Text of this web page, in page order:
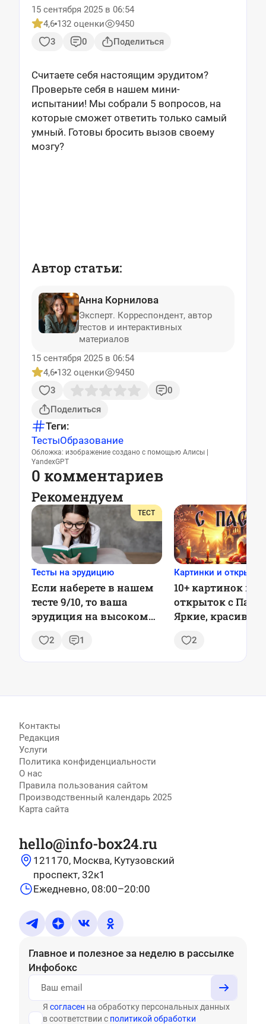
15 сентября 2025 в 06:54
4,6 132 оценки
9450
3
0 Поделиться
Считаете себя настоящим эрудитом?
Проверьте себя в нашем мини-
испытании! Мы собрали 5 вопросов, на
которые сможет ответить только самый
умный. Готовы бросить вызов своему
мозгу?
Автор статьи:
Анна Корнилова
Эксперт. Корреспондент, автор
тестов и интерактивных
материалов
15 сентября 2025 в 06:54
4,6 132 оценки
9450
3
0
Поделиться
Теги:
ТестыОбразование
Обложка: изображение создано с помощью Алисы |
YandexGPT
0 комментариев
Рекомендуем
ТЕСТ
Тесты на эрудицию
Если наберете в нашем
тесте 9/10, то ваша
эрудиция на высоком
2 1
Картинки и открытки
10+ картинок и
открыток с
Яркие, красивые,
2
Контакты
Редакция
Услуги
Политика конфиденциальности
О нас
Правила пользования сайтом
Производственный календарь 2025
Карта сайта
hello@info-box24.ru
121170, Москва, Кутузовский
проспект, 32к1
Ежедневно, 08:00–20:00
Главное и полезное за неделю в рассылке
Инфобокс
Я согласен на обработку персональных данных
в соответствии с политикой обработки